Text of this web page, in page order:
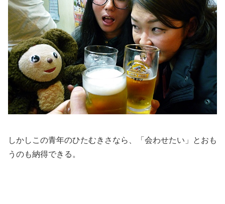
しかしこの青年のひたむきさなら、「会わせたい」とおも
うのも納得できる。